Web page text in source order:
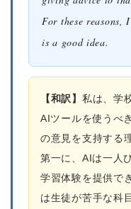
For these reasons,
is a good idea.
【和訳】 私は、学
AIツールを使うべ
の意見を支持する
第一に、AIは一人
学習体験を提供で
は生徒が苦手な科